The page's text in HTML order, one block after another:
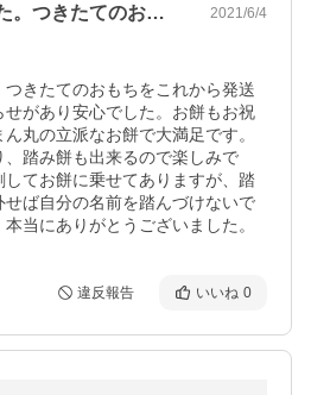
予定通りに届きました。つきたてのおもち… 2021/6/4
きたてのおもちをこれから発送
があり安心でした。お餅もお祝
丸の立派なお餅で大満足です。
、踏み餅も出来るので楽しみで
てお餅に乗せてありますが、踏
ば自分の名前を踏んづけないで
当にありがとうございました。
違反報告 いいね 0